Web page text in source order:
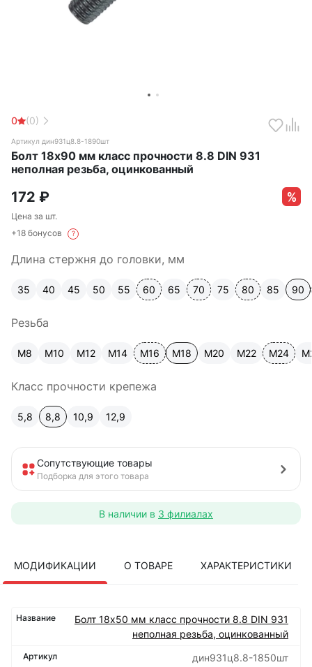
0 (0)
Артикул дин931ц8.8-1890шт
Болт 18х90 мм класс прочности 8.8 DIN 931
неполная резьба, оцинкованный
172 ₽
Цена за шт.
+18 бонусов
?
Длина стержня до головки, мм
35 40 45 50 55 60 65 70 75 80 85 90
Резьба
М8 М10 М12 М14 М16 М18 М20 М22 М24
Класс прочности крепежа
5,8 8,8 10,9 12,9
Сопутствующие товары
Подборка для этого товара
В наличии в 3 филиалах
МОДИФИКАЦИИ О ТОВАРЕ ХАРАКТЕРИСТИКИ
Болт 18х50 мм класс прочности 8.8 DIN 931
неполная резьба, оцинкованный
дин931ц8.8-1850шт